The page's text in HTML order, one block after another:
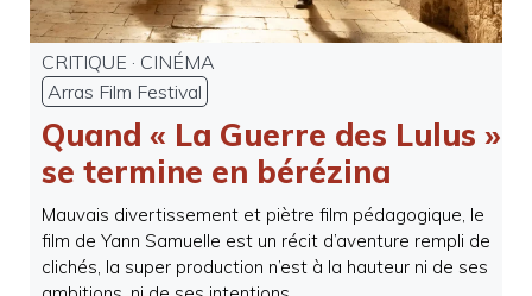
CRITIQUE · CINÉMA
Arras Film Festival
Quand « La Guerre des Lulus »
se termine en bérézina
Mauvais divertissement et piètre film pédagogique, le
film de Yann Samuelle est un récit d’aventure rempli de
clichés, la super production n’est à la hauteur ni de ses